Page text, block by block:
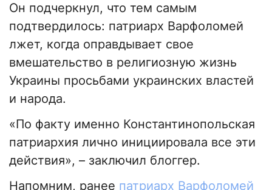
Он подчеркнул, что тем самым
подтвердилось: патриарх Варфоломей
лжет, когда оправдывает свое
вмешательство в религиозную жизнь
Украины просьбами украинских властей
и народа.
«По факту именно Константинопольская
патриархия лично инициировала все эти
действия», – заключил блоггер.
Напомним, ранее патриарх Варфоломей